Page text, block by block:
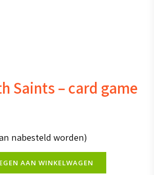
Saints – card game
nabesteld worden)
AAN WINKELWAGEN